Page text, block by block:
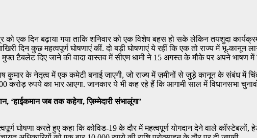
को एक दिन बढ़ाया गया ताकि शनिवार को एक विशेष बहस हो सके लेकिन तयशुदा
दिन कुछ महत्वपूर्ण घोषणाएं कीं. दो बड़ी घोषणाएं ये रहीं कि एक तो राज्य में भू-
टैबलेट दिए जाने की वादा वास्तव में सीएम धामी ने 15 अगस्त के मौके पर अपने भाषण में
कुमार के नेतृत्व में एक कमेटी बनाई जाएगी, जो राज्य में ज़मीनों से जुड़े कानून के संबंध में
रुपये का भार आएगा. जानकार ये भी कह रहे हैं कि आगामी साल में विधानसभा
‘हाईकमान जब तक कहेगा, ज़िम्मेदारी संभालूंगा’
घोषणा करते हुए कहा कि कोविड-19 के दौर में महत्वपूर्ण योगदान देने वाले कॉंस्टेबलों,